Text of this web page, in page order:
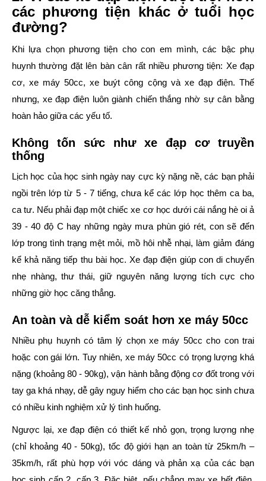
các phương tiện khác ở tuổi học
đường?
Khi lựa chọn phương tiện cho con em mình, các bậc phụ
huynh thường đặt lên bàn cân rất nhiều phương tiện: Xe đạp
cơ, xe máy 50cc, xe buýt công cộng và xe đạp điện. Thế
nhưng, xe đạp điện luôn giành chiến thắng nhờ sự cân bằng
hoàn hảo giữa các yếu tố.
Không tốn sức như xe đạp cơ truyền
thống
Lịch học của học sinh ngày nay cực kỳ nặng nề, các bạn phải
ngồi trên lớp từ 5 - 7 tiếng, chưa kể các lớp học thêm ca ba,
ca tư. Nếu phải đạp một chiếc xe cơ học dưới cái nắng hè oi ả
39 - 40 độ C hay những ngày mưa phùn gió rét, con sẽ đến
lớp trong tình trạng mệt mỏi, mồ hôi nhễ nhại, làm giảm đáng
kể khả năng tiếp thu bài học. Xe đạp điện giúp con di chuyển
nhẹ nhàng, thư thái, giữ nguyên năng lượng tích cực cho
những giờ học căng thẳng.
An toàn và dễ kiểm soát hơn xe máy 50cc
Nhiều phụ huynh có tâm lý chọn xe máy 50cc cho con trai
hoặc con gái lớn. Tuy nhiên, xe máy 50cc có trọng lượng khá
nặng (khoảng 80 - 90kg), vận hành bằng động cơ đốt trong với
tay ga khá nhạy, dễ gây nguy hiểm cho các bạn học sinh chưa
có nhiều kinh nghiệm xử lý tình huống.
Ngược lại, xe đạp điện có thiết kế nhỏ gọn, trọng lượng nhẹ
(chỉ khoảng 40 - 50kg), tốc độ giới hạn an toàn từ 25km/h –
35km/h, rất phù hợp với vóc dáng và phản xạ của các bạn